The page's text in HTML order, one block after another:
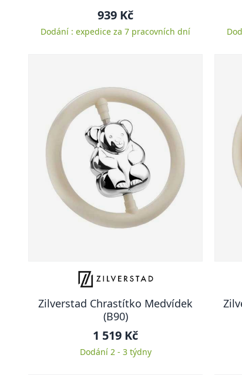
939 Kč
Dodání : expedice za 7 pracovních dní
Zilverstad Chrastítko Medvídek
(B90)
1 519 Kč
Dodání 2 - 3 týdny